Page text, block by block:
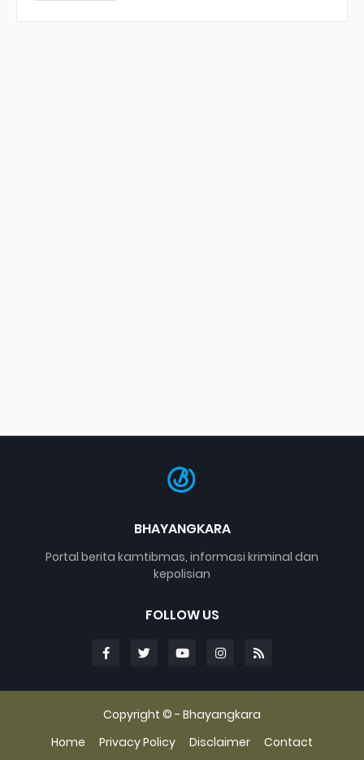
BHAYANGKARA
Portal berita kamtibmas, informasi kriminal dan
kepolisian
FOLLOW US
Copyright © - Bhayangkara
Home
Privacy Policy Disclaimer Contact